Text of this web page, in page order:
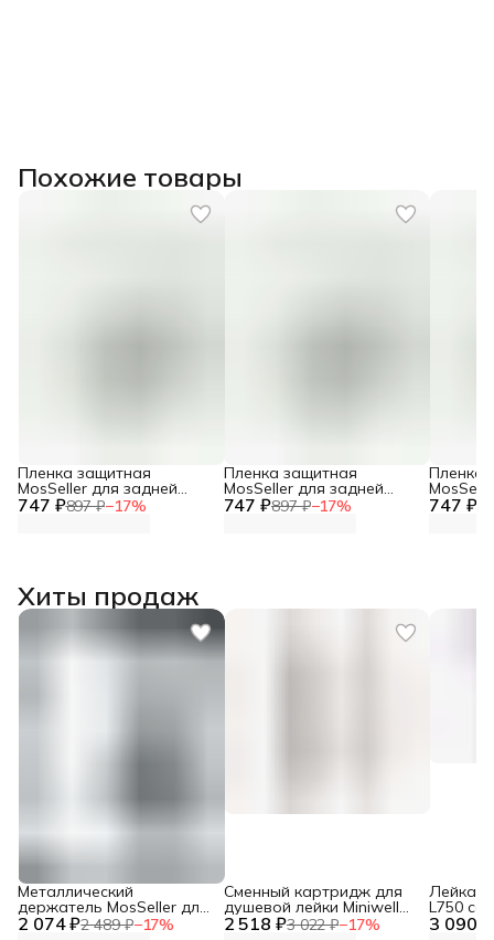
Похожие товары
747 ₽897 ₽−17%
Пленка защитная
MosSeller для задней
панели для Nubia Z70 747 ₽897 ₽−17%
Пленка защитная
MosSeller для задней
панели для Nubia Z60s 747 ₽
Пленка
панели
Хиты продаж
2 074 ₽2 489 ₽−17%
Металлический
держатель MosSeller для
смартфона с 2 518 ₽3 022 ₽−17%
Сменный картридж для
душевой лейки Miniwell
L750, угольный 3 090 ₽
Лейка
L750 со